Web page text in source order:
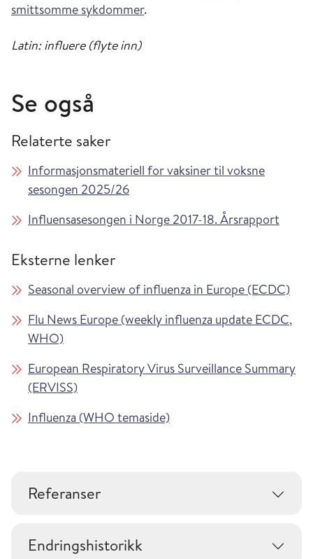
smittsomme sykdommer.
Latin: influere (flyte inn)
Se også
Relaterte saker
Informasjonsmateriell for vaksiner til voksne
sesongen 2025/26
Influensasesongen i Norge 2017-18. Årsrapport
Eksterne lenker
Seasonal overview of influenza in Europe (ECDC)
Flu News Europe (weekly influenza update ECDC,
WHO)
European Respiratory Virus Surveillance Summary
(ERVISS)
Influenza (WHO temaside)
Referanser
Endringshistorikk